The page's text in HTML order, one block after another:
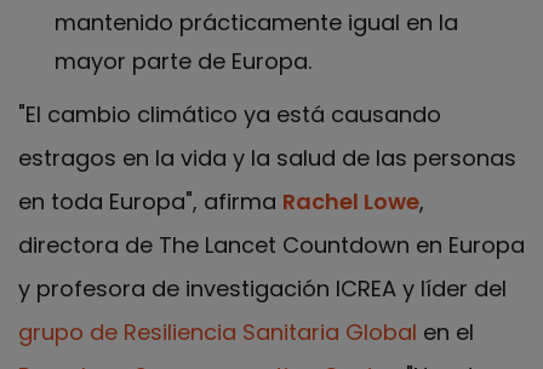
mantenido prácticamente igual en la
mayor parte de Europa.
"El cambio climático ya está causando
estragos en la vida y la salud de las personas
en toda Europa", afirma Rachel Lowe,
directora de The Lancet Countdown en Europa
y profesora de investigación ICREA y líder del
grupo de Resiliencia Sanitaria Global en el